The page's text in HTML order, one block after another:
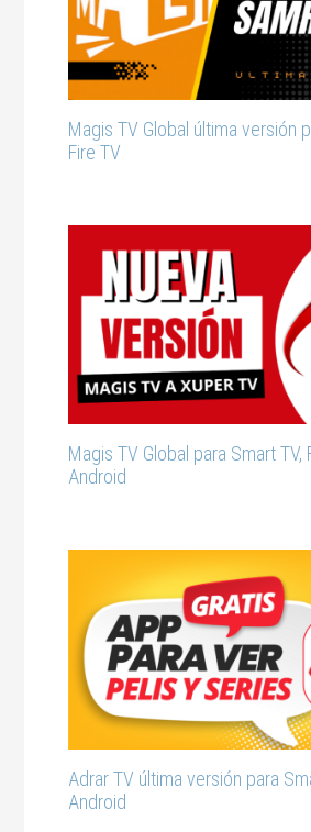
Magis TV Global última versión
Fire TV
Magis TV Global para Smart TV,
Android
Adrar TV última versión para
Android